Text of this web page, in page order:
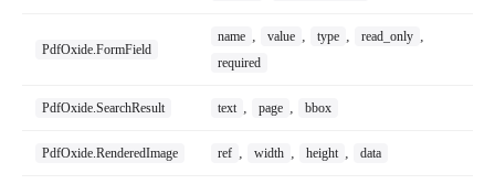
PdfOxide.FormField
name , value , type , read_only ,
required
PdfOxide.SearchResult text , page , bbox
PdfOxide.RenderedImage ref , width , height , data